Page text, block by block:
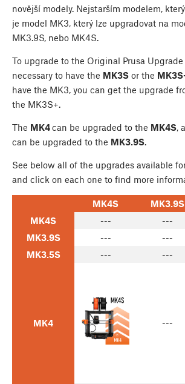
novější modely. Nejstarším modelem,
je model MK3, který lze upgradovat na
MK3.9S, nebo MK4S.
To upgrade to the Original Prusa Upgrade
necessary to have the MK3S or the
have the MK3, you can get the upgrade
the MK3S+.
The MK4can be upgraded to the MK4S,
can be upgraded to the MK3.9S.
See below all of the upgrades available
and click on each one to find more
MK4S MK3.9S
MK4S
--- ---
MK3.9S
--- ---
MK3.5S
--- ---
MK4 ---